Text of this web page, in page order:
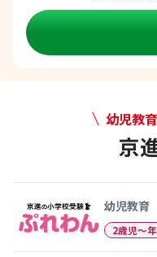
幼児教
京
幼児教育
2歳児〜